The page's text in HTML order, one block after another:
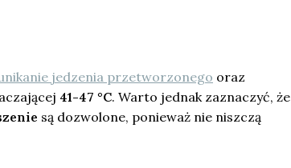
jedzenia przetworzonego oraz
41-47 °C. Warto jednak zaznaczyć, że
są dozwolone, ponieważ nie niszczą